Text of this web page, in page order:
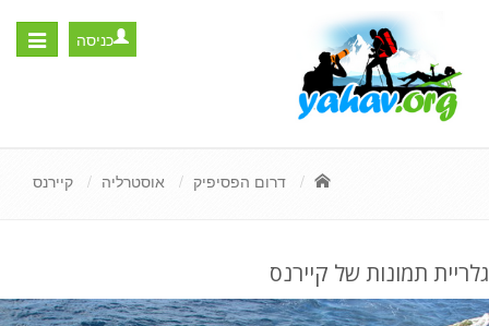
Toggle
כניסה
דרום הפסיפיק אוסטרליה קיירנס
גלריית תמונות של קיירנס